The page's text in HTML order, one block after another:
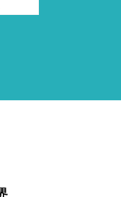
Captcha ⇗